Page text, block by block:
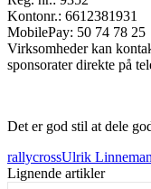
Kontonr.: 6612381931
MobilePay: 50 74 78 25
Virksomheder kan
sponsorater direkte på
Det er god stil at dele
rallycrossUlrik
Lignende artikler